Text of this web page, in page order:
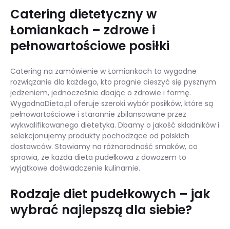
Catering dietetyczny w
Łomiankach – zdrowe i
pełnowartościowe posiłki
Catering na zamówienie w Łomiankach to wygodne
rozwiązanie dla każdego, kto pragnie cieszyć się pysznym
jedzeniem, jednocześnie dbając o zdrowie i formę.
WygodnaDieta.pl oferuje szeroki wybór posiłków, które są
pełnowartościowe i starannie zbilansowane przez
wykwalifikowanego dietetyka. Dbamy o jakość składników i
selekcjonujemy produkty pochodzące od polskich
dostawców. Stawiamy na różnorodność smaków, co
sprawia, że każda dieta pudełkowa z dowozem to
wyjątkowe doświadczenie kulinarnie.
Rodzaje diet pudełkowych – jak
wybrać najlepszą dla siebie?